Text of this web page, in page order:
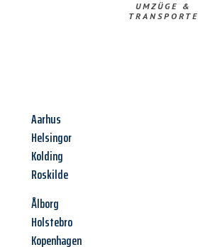
UMZÜGE &
TRANSPORTE
Aarhus
Helsingor
Kolding
Roskilde
Ålborg
Holstebro
Kopenhagen